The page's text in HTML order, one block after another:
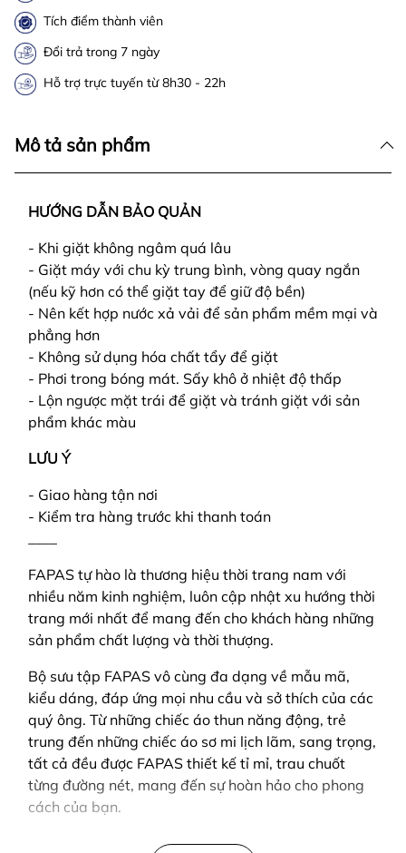
Tích điểm thành viên
Đổi trả trong 7 ngày
Hỗ trợ trực tuyến từ 8h30 - 22h
Mô tả sản phẩm
HƯỚNG DẪN BẢO QUẢN
- Khi giặt không ngâm quá lâu
- Giặt máy với chu kỳ trung bình, vòng quay ngắn
(nếu kỹ hơn có thể giặt tay để giữ độ bền)
- Nên kết hợp nước xả vải để sản phẩm mềm mại và
phẳng hơn
- Không sử dụng hóa chất tẩy để giặt
- Phơi trong bóng mát. Sấy khô ở nhiệt độ thấp
- Lộn ngược mặt trái để giặt và tránh giặt với sản
phẩm khác màu
LƯU Ý
- Giao hàng tận nơi
- Kiểm tra hàng trước khi thanh toán
FAPAS tự hào là thương hiệu thời trang nam với
nhiều năm kinh nghiệm, luôn cập nhật xu hướng thời
trang mới nhất để mang đến cho khách hàng những
sản phẩm chất lượng và thời thượng.
Bộ sưu tập FAPAS vô cùng đa dạng về mẫu mã,
kiểu dáng, đáp ứng mọi nhu cầu và sở thích của các
quý ông. Từ những chiếc áo thun năng động, trẻ
trung đến những chiếc áo sơ mi lịch lãm, sang trọng,
tất cả đều được FAPAS thiết kế tỉ mỉ, trau chuốt
từng đường nét, mang đến sự hoàn hảo cho phong
cách của bạn.
SẢN PHẨM ĐƯỢC THIẾT KẾ BỞI FAPAS